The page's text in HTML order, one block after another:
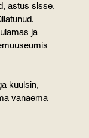
astus sisse.
ja
kuulsin,
vanaema